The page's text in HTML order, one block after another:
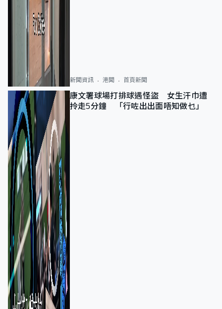
新聞資訊 港聞 首頁新聞
康文署球場打排球遇怪盜 女生汗巾遭
拎走5分鐘 「行咗出出面唔知做乜」